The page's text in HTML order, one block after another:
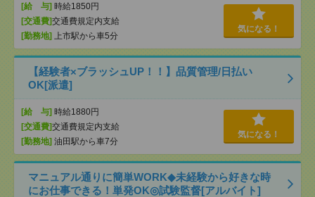
[給 与] 時給1850円
[交通費]交通費規定内支給
[勤務地] 上市駅から車5分
気になる！
【経験者×ブラッシュUP！！】品質管理/日払い
OK[派遣]
[給 与] 時給1880円
[交通費]交通費規定内支給
[勤務地] 油田駅から車7分
気になる！
マニュアル通りに簡単WORK◆未経験から好きな時
にお仕事できる！単発OK◎試験監督[アルバイト]